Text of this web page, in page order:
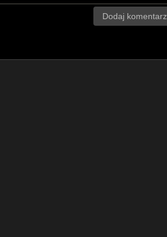
Dodaj komentarz